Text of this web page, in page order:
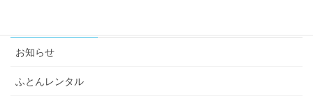
お知らせ
ふとんレンタル